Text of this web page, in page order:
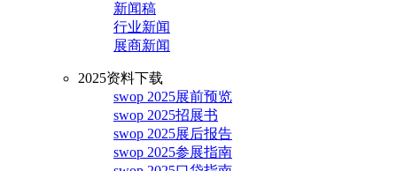
新闻稿
行业新闻
展商新闻
2025资料下载
swop 2025展前预览
swop 2025招展书
swop 2025展后报告
swop 2025参展指南